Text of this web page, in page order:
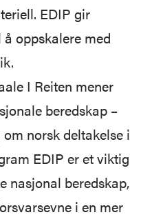
EDIP gir
oppskalere med
I Reiten mener
beredskap –
norsk deltakelse i
EDIP er et viktig
nasjonal beredskap,
i en mer